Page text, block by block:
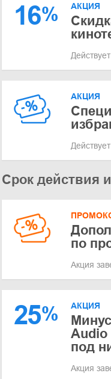
16% АКЦИЯ
АКЦИЯ
Срок действия
по
Акция
25% АКЦИЯ
Audio
под
Акция